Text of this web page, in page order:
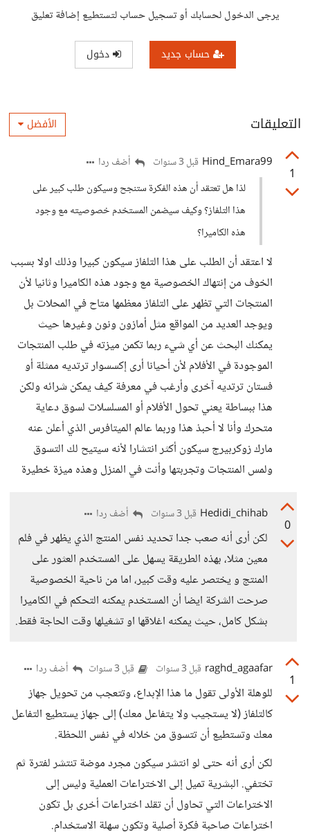
يرجى الدخول لحسابك أو تسجيل حساب لتستطيع إضافة تعليق
حساب جديد دخول
التعليقات الأفضل
1
Hind_Emara99 قبل 3 سنوات
أضف ردا
لذا هل تعتقد أن هذه الفكرة ستنجح وسيكون طلب كبير على
هذا التلفاز؟ وكيف سيضمن المستخدم خصوصيته مع وجود
هذه الكاميرا؟
لا اعتقد أن الطلب على هذا التلفاز سيكون كبيرا وذلك اولا بسبب
الخوف من إنتهاك الخصوصية مع وجود هذه الكاميرا وثانيا لأن
المنتجات التي تظهر على التلفاز معظمها متاح في المحلات بل
ويوجد العديد من المواقع مثل أمازون ونون وغيرها حيث
يمكنك البحث عن أي شيء ربما تكمن ميزته في طلب المنتجات
الموجودة في الأفلام لأن أحيانا أرى إكسسوار ترتديه ممثلة أو
فستان ترتديه آخرى وأرغب في معرفة كيف يمكن شرائه ولكن
هذا ببساطة يعني تحول الأفلام أو المسلسلات لسوق دعاية
متحرك وأنا لا أحبذ هذا وربما عالم الميتافرس الذي أعلن عنه
مارك زوكربيرج سيكون أكثر انتشارا لأنه سيتيح لك التسوق
ولمس المنتجات وتجربتها وأنت في المنزل وهذه ميزة خطيرة
0
Hedidi_chihab قبل 3 سنوات أضف ردا
لكن أرى أنه صعب جدا تحديد نفس المنتج الذي يظهر في فلم
معين مثلا، بهذه الطريقة يسهل على المستخدم العثور على
المنتج و يختصر عليه وقت كبير، اما من ناحية الخصوصية
صرحت الشركة ايضا أن المستخدم يمكنه التحكم في الكاميرا
بشكل كامل، حيث يمكنه اغلاقها او تشغيلها وقت الحاجة فقط.
1
raghd_agaafar قبل 3 سنوات قبل 3 سنوات أضف ردا
للوهلة الأولى تقول ما هذا الإبداع، وتتعجب من تحويل جهاز
كالتلفاز (لا يستجيب ولا يتفاعل معك) إلى جهاز يستطيع التفاعل
معك وتستطيع أن تتسوق من خلاله في نفس اللحظة.
لكن أرى أنه حتى لو انتشر سيكون مجرد موضة تنتشر لفترة ثم
تختفي. البشرية تميل إلى الاختراعات العملية وليس إلى
الاختراعات التي تحاول أن تقلد اختراعات أخرى بل تكون
اختراعات صاحبة فكرة أصلية وتكون سهلة الاستخدام.